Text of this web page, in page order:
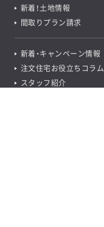
新着！土地情報
間取りプラン請求
新着・キャンペーン情報
注文住宅お役立ちコラム
スタッフ紹介